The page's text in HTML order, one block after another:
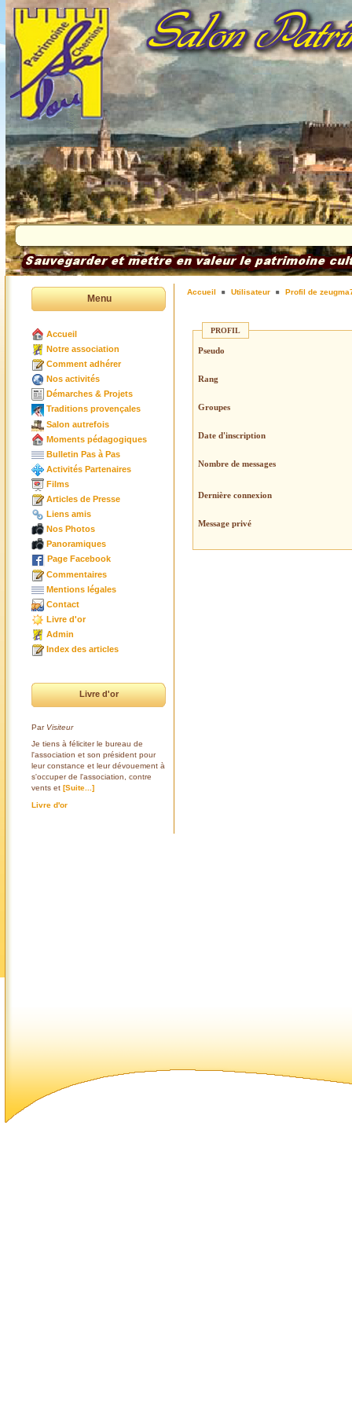
Menu
Accueil
Notre association
Comment adhérer
Nos activités
Démarches & Projets
Traditions provençales
Salon autrefois
Moments pédagogiques
Bulletin Pas à Pas
Activités Partenaires
Films
Articles de Presse
Liens amis
Nos Photos
Panoramiques
Page Facebook
Commentaires
Mentions légales
Contact
Livre d'or
Admin
Index des articles
Livre d'or
Par Visiteur
Je tiens à féliciter le bureau de
l'association et son président pour
leur constance et leur dévouement à
s'occuper de l'association, contre
vents et [Suite...]
Livre d'or
Accueil Utilisateur Profil de
PROFIL
Pseudo
Rang
Groupes
Date d'inscription
Nombre de messages
Dernière connexion
Message privé